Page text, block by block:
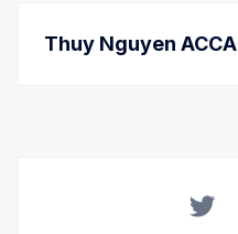
Thuy Nguyen ACCA